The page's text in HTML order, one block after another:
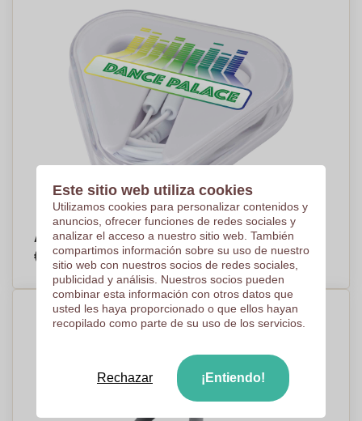
Auriculares EcoRebel - Agres
€1,25 Por pieza, base en 500 piezas
Este sitio web utiliza cookies
Utilizamos cookies para personalizar contenidos y
anuncios, ofrecer funciones de redes sociales y
analizar el acceso a nuestro sitio web. También
compartimos información sobre su uso de nuestro
sitio web con nuestros socios de redes sociales,
publicidad y análisis. Nuestros socios pueden
combinar esta información con otros datos que
usted les haya proporcionado o que ellos hayan
recopilado como parte de su uso de los servicios.
Rechazar ¡Entiendo!